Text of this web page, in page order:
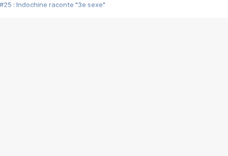
#25 : Indochine raconte "3e sexe"